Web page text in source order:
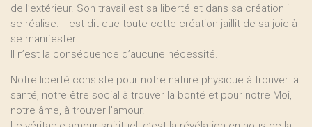
de l’extérieur. Son travail est sa liberté et dans sa création il
se réalise. Il est dit que toute cette création jaillit de sa joie à
se manifester.
Il n’est la conséquence d’aucune nécessité.
Notre liberté consiste pour notre nature physique à trouver la
santé, notre être social à trouver la bonté et pour notre Moi,
notre âme, à trouver l’amour.